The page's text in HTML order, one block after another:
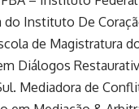
do Instituto De
de Magistratura
Diálogos
Mediadora de